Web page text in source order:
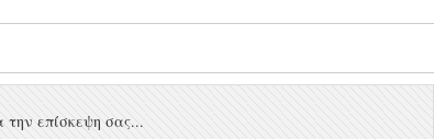
επίσκεψη σας...